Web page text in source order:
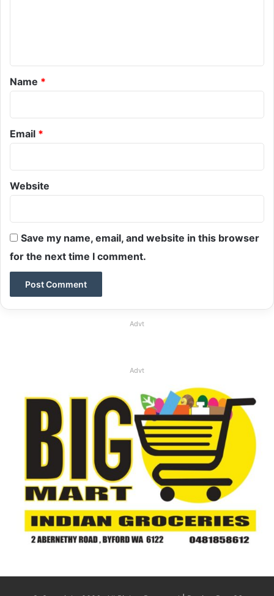
*
Name *
Email *
Website
Save my name, email, and website in this browser
for the next time I comment.
Advt
Advt